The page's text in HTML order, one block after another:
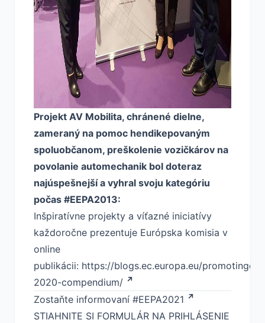
Projekt AV Mobilita, chránené dielne,
zameraný na pomoc hendikepovaným
spoluobčanom, preškolenie vozičkárov na
povolanie automechanik bol doteraz
najúspešnejší a vyhral svoju kategóriu
počas #EEPA2013:
Inšpiratívne projekty a víťazné iniciatívy
každoročne prezentuje Európska komisia v
online
publikácii: https://blogs.ec.europa.eu/
2020-compendium/
Zostaňte informovaní #EEPA2021
STIAHNITE SI FORMULÁR NA PRIHLÁSENIE